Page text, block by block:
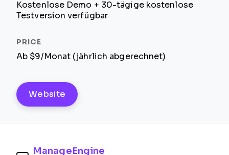
Kostenlose Demo + 30-tägige kostenlose
Testversion verfügbar
Ab $9/Monat (jährlich abgerechnet)
Website
ManageEngine